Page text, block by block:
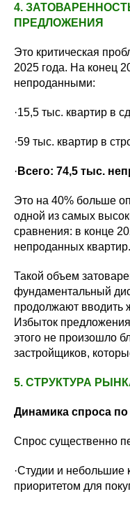
4.
ПРЕДЛОЖЕНИЯ
Это критическая
2025 года. На конец
непроданными:
·15,5 тыс. квартир в
·59 тыс. квартир в
· Всего: 74,5 тыс.
Это на 40% больше
одной из самых
сравнения: в конце
непроданных квартир.
Такой объем
фундаментальный
продолжают вводить
Избыток
этого не произошло
застройщиков,
5. СТРУКТУРА
Динамика спроса по
Спрос существенно
·Студии и небольшие
приоритетом для